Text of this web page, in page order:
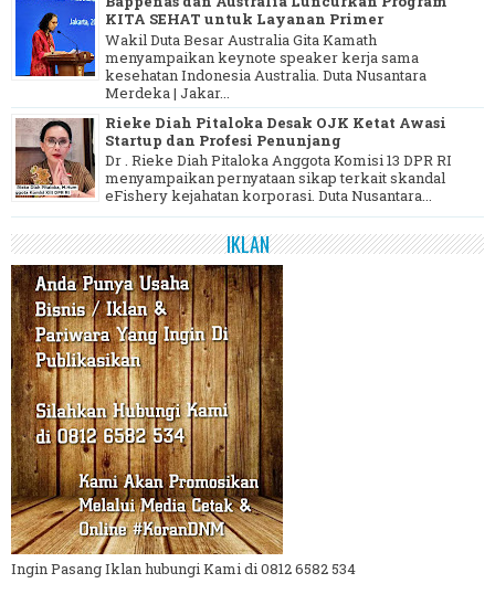
KITA SEHAT untuk Layanan Primer
Wakil Duta Besar Australia Gita Kamath
menyampaikan keynote speaker kerja sama
kesehatan Indonesia Australia. Duta Nusantara
Merdeka | Jakar...
Rieke Diah Pitaloka Desak OJK Ketat Awasi
Startup dan Profesi Penunjang
Dr . Rieke Diah Pitaloka Anggota Komisi 13 DPR RI
menyampaikan pernyataan sikap terkait skandal
eFishery kejahatan korporasi. Duta Nusantara...
IKLAN
Ingin Pasang Iklan hubungi Kami di 0812 6582 534